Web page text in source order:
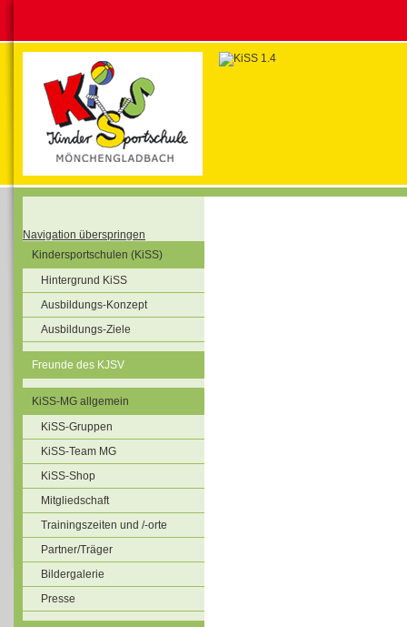
Navigation überspringen
Kindersportschulen (KiSS)
Hintergrund KiSS
Ausbildungs-Konzept
Ausbildungs-Ziele
Freunde des KJSV
KiSS-MG allgemein
KiSS-Gruppen
KiSS-Team MG
KiSS-Shop
Mitgliedschaft
Trainingszeiten und /-orte
Partner/Träger
Bildergalerie
Presse